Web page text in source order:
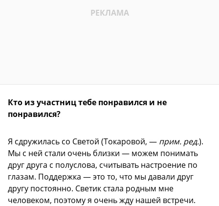
Кто из участниц тебе понравился и не
понравился?
Я сдружилась со Светой (Токаровой, — прим. ред.).
Мы с ней стали очень близки — можем понимать
друг друга с полуслова, считывать настроение по
глазам. Поддержка — это то, что мы давали друг
другу постоянно. Светик стала родным мне
человеком, поэтому я очень жду нашей встречи.